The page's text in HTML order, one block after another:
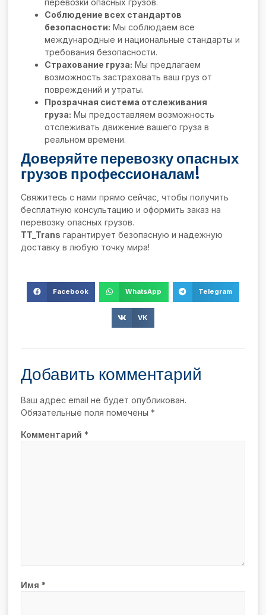
перевозки опасных грузов.
Соблюдение всех стандартов
безопасности: Мы соблюдаем все
международные и национальные стандарты и
требования безопасности.
Страхование груза: Мы предлагаем
возможность застраховать ваш груз от
повреждений и утраты.
Прозрачная система отслеживания
груза: Мы предоставляем возможность
отслеживать движение вашего груза в
реальном времени.
Доверяйте перевозку опасных
грузов профессионалам!
Свяжитесь с нами прямо сейчас, чтобы получить
бесплатную консультацию и оформить заказ на
перевозку опасных грузов.
TT_Trans гарантирует безопасную и надежную
доставку в любую точку мира!
Facebook WhatsApp Telegram
VK
Добавить комментарий
Ваш адрес email не будет опубликован.
Обязательные поля помечены *
Комментарий *
Имя *